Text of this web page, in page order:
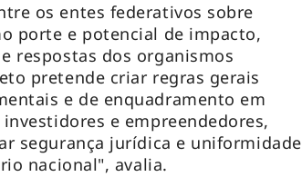
os entes federativos sobre
porte e potencial de impacto,
respostas dos organismos
pretende criar regras gerais
e de enquadramento em
e empreendedores,
segurança jurídica e uniformidade
nacional", avalia.